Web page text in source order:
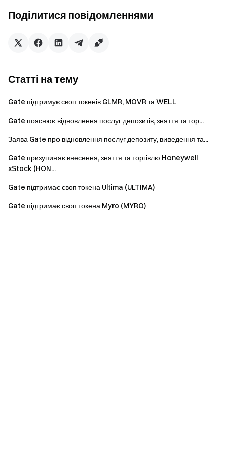
Запросити друзів
та отримуйте комісію 40%
Gate
Завантажте додаток Gate | Робочий стіл
Приєднуйтесь до нашої спільноти в Telegram
Залучайтеся до нашої глобальної спільнотидля
останніх відомостей
Прозорість та безпекаПеревірте наші 100%
Поділитися повідомленнями
Статті на тему
Gate підтримує своп токенів GLMR, MOVR та WELL
Gate пояснює відновлення послуг депозитів, зняття та тор...
Заява Gate про відновлення послуг депозиту, виведення та...
Gate призупиняє внесення, зняття та торгівлю Honeywell
xStock (HON...
Gate підтримає своп токена Ultima (ULTIMA)
Gate підтримає своп токена Myro (MYRO)